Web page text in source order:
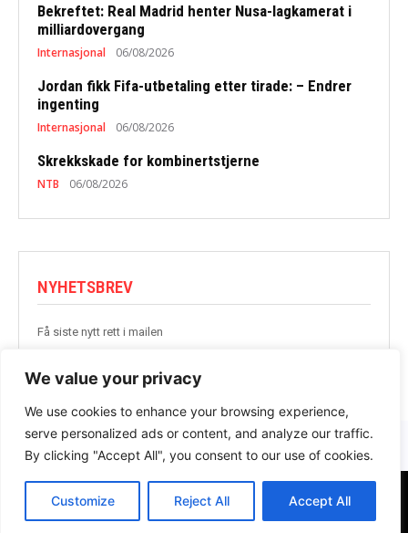
We value your privacy
We use cookies to enhance your browsing experience,
serve personalized ads or content, and analyze our traffic.
By clicking "Accept All", you consent to our use of cookies.
Customize Reject All Accept All
Bekreftet: Real Madrid henter Nusa-lagkamerat i
milliardovergang
Internasjonal 06/08/2026
Jordan fikk Fifa-utbetaling etter tirade: – Endrer
ingenting
Internasjonal 06/08/2026
Skrekkskade for kombinertstjerne
NTB 06/08/2026
NYHETSBREV
Få siste nytt rett i mailen